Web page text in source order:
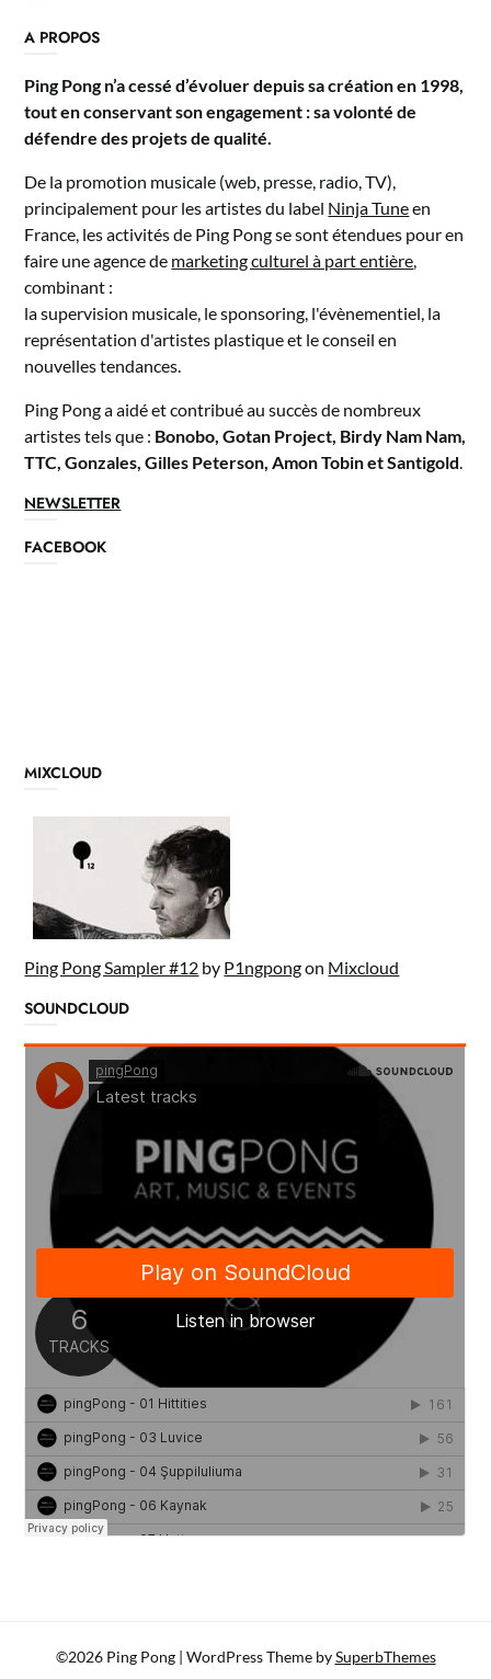
A PROPOS
Ping Pong n’a cessé d’évoluer depuis sa création en 1998,
tout en conservant son engagement : sa volonté de
défendre des projets de qualité.
De la promotion musicale (web, presse, radio, TV),
principalement pour les artistes du label Ninja Tuneen
France, les activités de Ping Pong se sont étendues pour en
faire une agence de marketing culturel à part entière
combinant :
la supervision musicale, le sponsoring, l'évènementiel, la
représentation d'artistes plastique et le conseil en
nouvelles tendances.
Ping Pong a aidé et contribué au succès de nombreux
artistes tels que : Bonobo, Gotan Project, Birdy Nam Nam,
TTC, Gonzales, Gilles Peterson, Amon Tobin et Santigold
NEWSLETTER
FACEBOOK
MIXCLOUD
Ping Pong Sampler #12 by P1ngpongon Mixcloud
SOUNDCLOUD
©2026 Ping Pong | WordPress Theme bySuperbThemes